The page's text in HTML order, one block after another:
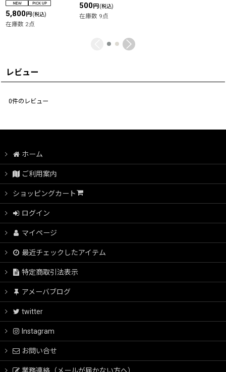
5,800円(税込)
在庫数 2点
500円(税込)
在庫数 9点
レビュー
0件のレビュー
ホーム
ご利用案内
ショッピングカート
ログイン
マイページ
最近チェックしたアイテム
特定商取引法表示
アメーバブログ
twitter
Instagram
お問い合せ